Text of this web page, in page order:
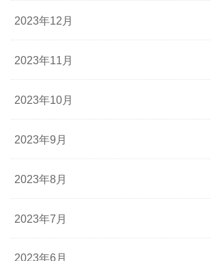
2023年12月
2023年11月
2023年10月
2023年9月
2023年8月
2023年7月
2023年6月